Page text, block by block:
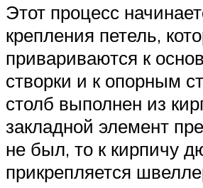
Этот процесс
крепления петель,
привариваются к
створки и к опорным
столб выполнен из
закладной элемент
не был, то к кирпичу
прикрепляется